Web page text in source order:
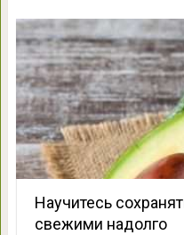
Научитесь
свежими надолго